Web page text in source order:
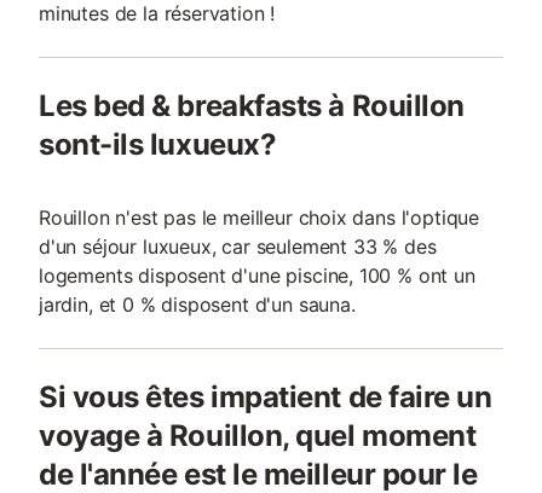
minutes de la réservation !
Les bed & breakfasts à Rouillon
sont-ils luxueux?
Rouillon n'est pas le meilleur choix dans l'optique
d'un séjour luxueux, car seulement 33 % des
logements disposent d'une piscine, 100 % ont un
jardin, et 0 % disposent d'un sauna.
Si vous êtes impatient de faire un
voyage à Rouillon, quel moment
de l'année est le meilleur pour le